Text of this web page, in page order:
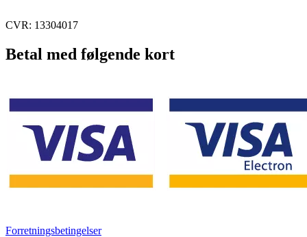
CVR: 13304017
Betal med følgende kort
Forretningsbetingelser